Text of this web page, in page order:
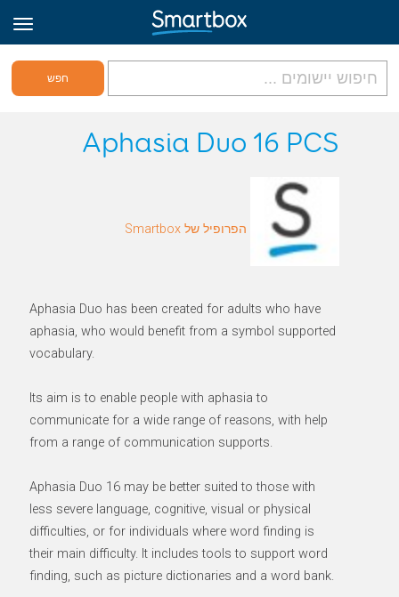
גריד אונליין
הירשם לאתר
Aphasia Duo 16 PCS
הפרופיל של Smartbox
Aphasia Duo has been created for adults who have
aphasia, who would benefit from a symbol supported
vocabulary.
Its aim is to enable people with aphasia to
communicate for a wide range of reasons, with help
from a range of communication supports.
Aphasia Duo 16 may be better suited to those with
less severe language, cognitive, visual or physical
difficulties, or for individuals where word finding is
their main difficulty. It includes tools to support word
finding, such as picture dictionaries and a word bank.